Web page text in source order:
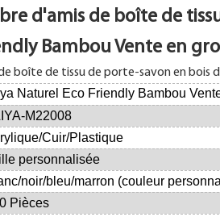
Bambou Vente en
Naturel Eco Friendly Bambou
M22008
Cuir/Plastique
personnalisée
noir/bleu/marron (couleur
Pièces